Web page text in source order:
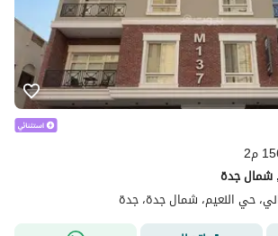
م2
شمال جدة
حي النعيم، شمال جدة، جدة